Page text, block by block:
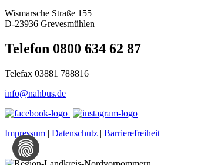
Wismarsche Straße 155
D-23936 Grevesmühlen
Telefon 0800 634 62 87
Telefax 03881 788816
info@nahbus.de
Impressum | Datenschutz | Barrierefreiheit